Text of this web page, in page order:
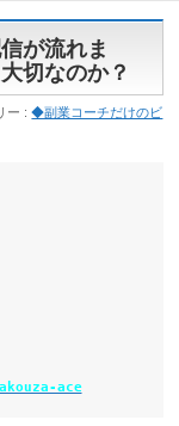
が流れま
切なのか？
ー :◆副業コーチだけのビ
ace